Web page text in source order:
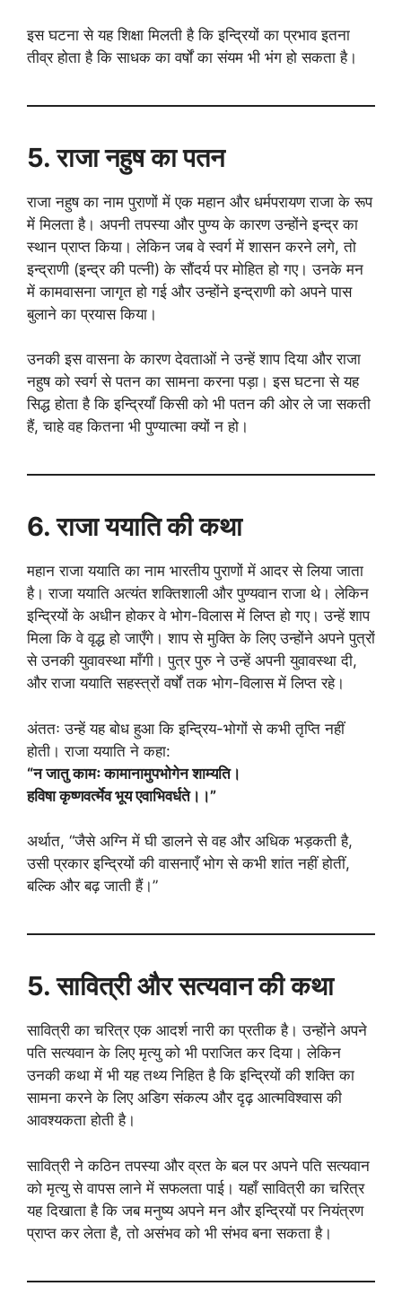
इस घटना से यह शिक्षा मिलती है कि इन्द्रियों का प्रभाव इतना
तीव्र होता है कि साधक का वर्षों का संयम भी भंग हो सकता है।
5. राजा नहुष का पतन
राजा नहुष का नाम पुराणों में एक महान और धर्मपरायण राजा के रूप
में मिलता है। अपनी तपस्या और पुण्य के कारण उन्होंने इन्द्र का
स्थान प्राप्त किया। लेकिन जब वे स्वर्ग में शासन करने लगे, तो
इन्द्राणी (इन्द्र की पत्नी) के सौंदर्य पर मोहित हो गए। उनके मन
में कामवासना जागृत हो गई और उन्होंने इन्द्राणी को अपने पास
बुलाने का प्रयास किया।
उनकी इस वासना के कारण देवताओं ने उन्हें शाप दिया और राजा
नहुष को स्वर्ग से पतन का सामना करना पड़ा। इस घटना से यह
सिद्ध होता है कि इन्द्रियाँ किसी को भी पतन की ओर ले जा सकती
हैं, चाहे वह कितना भी पुण्यात्मा क्यों न हो।
6. राजा ययाति की कथा
महान राजा ययाति का नाम भारतीय पुराणों में आदर से लिया जाता
है। राजा ययाति अत्यंत शक्तिशाली और पुण्यवान राजा थे। लेकिन
इन्द्रियों के अधीन होकर वे भोग-विलास में लिप्त हो गए। उन्हें शाप
मिला कि वे वृद्ध हो जाएँगे। शाप से मुक्ति के लिए उन्होंने अपने पुत्रों
से उनकी युवावस्था माँगी। पुत्र पुरु ने उन्हें अपनी युवावस्था दी,
और राजा ययाति सहस्त्रों वर्षों तक भोग-विलास में लिप्त रहे।
अंततः उन्हें यह बोध हुआ कि इन्द्रिय-भोगों से कभी तृप्ति नहीं
होती। राजा ययाति ने कहा:
“न जातु कामः कामानामुपभोगेन शाम्यति।
हविषा कृष्णवर्त्मेव भूय एवाभिवर्धते।।”
अर्थात, “जैसे अग्नि में घी डालने से वह और अधिक भड़कती है,
उसी प्रकार इन्द्रियों की वासनाएँ भोग से कभी शांत नहीं होतीं,
बल्कि और बढ़ जाती हैं।”
5. सावित्री और सत्यवान की कथा
सावित्री का चरित्र एक आदर्श नारी का प्रतीक है। उन्होंने अपने
पति सत्यवान के लिए मृत्यु को भी पराजित कर दिया। लेकिन
उनकी कथा में भी यह तथ्य निहित है कि इन्द्रियों की शक्ति का
सामना करने के लिए अडिग संकल्प और दृढ़ आत्मविश्वास की
आवश्यकता होती है।
सावित्री ने कठिन तपस्या और व्रत के बल पर अपने पति सत्यवान
को मृत्यु से वापस लाने में सफलता पाई। यहाँ सावित्री का चरित्र
यह दिखाता है कि जब मनुष्य अपने मन और इन्द्रियों पर नियंत्रण
प्राप्त कर लेता है, तो असंभव को भी संभव बना सकता है।